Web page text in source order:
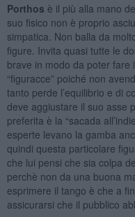
Porthos è il più alla mano
suo fisico non è proprio
simpatica. Non balla da
figure. Invita quasi tutte le
brave in modo da poter
“figuracce” poiché non
tanto perde l’equilibrio e di
deve aggiustare il suo asse
preferita è la “sacada
esperte levano la gamba
quindi questa particolare
che lui pensi che sia colpa
perchè non da una buona
esprimere il tango è che a
assicurarsi che il pubblico